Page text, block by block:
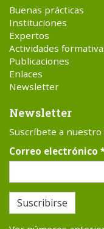
Buenas prácticas
Instituciones
Expertos
Actividades
Publicaciones
Enlaces
Newsletter
Newsletter
Suscríbete a
Correo electrónico
Suscribirse